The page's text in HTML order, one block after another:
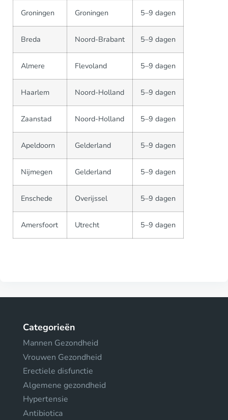
Groningen Groningen 5–9 dagen
Breda Noord-Brabant 5–9 dagen
Almere Flevoland 5–9 dagen
Haarlem Noord-Holland 5–9 dagen
Zaanstad Noord-Holland 5–9 dagen
Apeldoorn Gelderland 5–9 dagen
Nijmegen Gelderland 5–9 dagen
Enschede Overijssel 5–9 dagen
Amersfoort Utrecht 5–9 dagen
Categorieën
Mannen Gezondheid
Vrouwen Gezondheid
Erectiele disfunctie
Algemene gezondheid
Hypertensie
Antibiotica